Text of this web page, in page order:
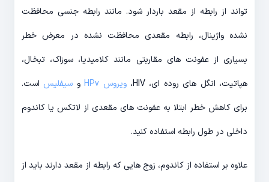
تواند از رابطه از مقعد باردار شود. مانند رابطه جنسی محافظت
نشده واژینال، رابطه مقعدی محافظت نشده در معرض خطر
بسیاری از عفونت های مقاربتی مانند کلامیدیا، سوزاک، تبخال،
هپاتیت، انگل های روده ای، HIV،
ویروس HPv و سیفلیس است.
برای کاهش خطر ابتلا به عفونت های مقعدی از لاتکس یا کاندوم
داخلی در طول رابطه استفاده کنید.
علاوه بر استفاده از کاندوم، زوج هایی که رابطه از مقعد دارند باید از